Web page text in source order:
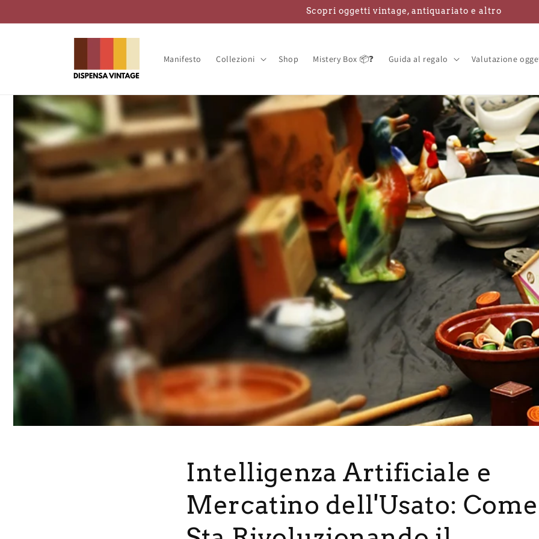
ai contenuti
Scopri oggetti vintage, antiquariato e altro
Manifesto Collezioni Shop Mistery Box 📦❓ Guida al regalo Valutazione
Intelligenza Artificiale e
Mercatino dell'Usato: